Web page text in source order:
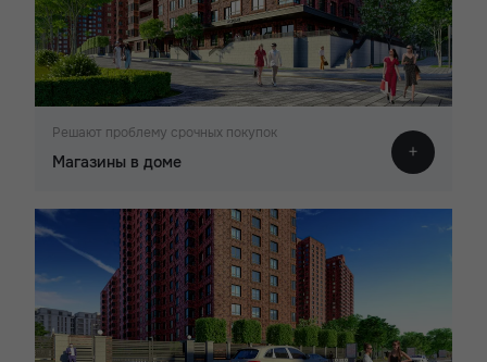
Решают проблему срочных покупок
Магазины в доме